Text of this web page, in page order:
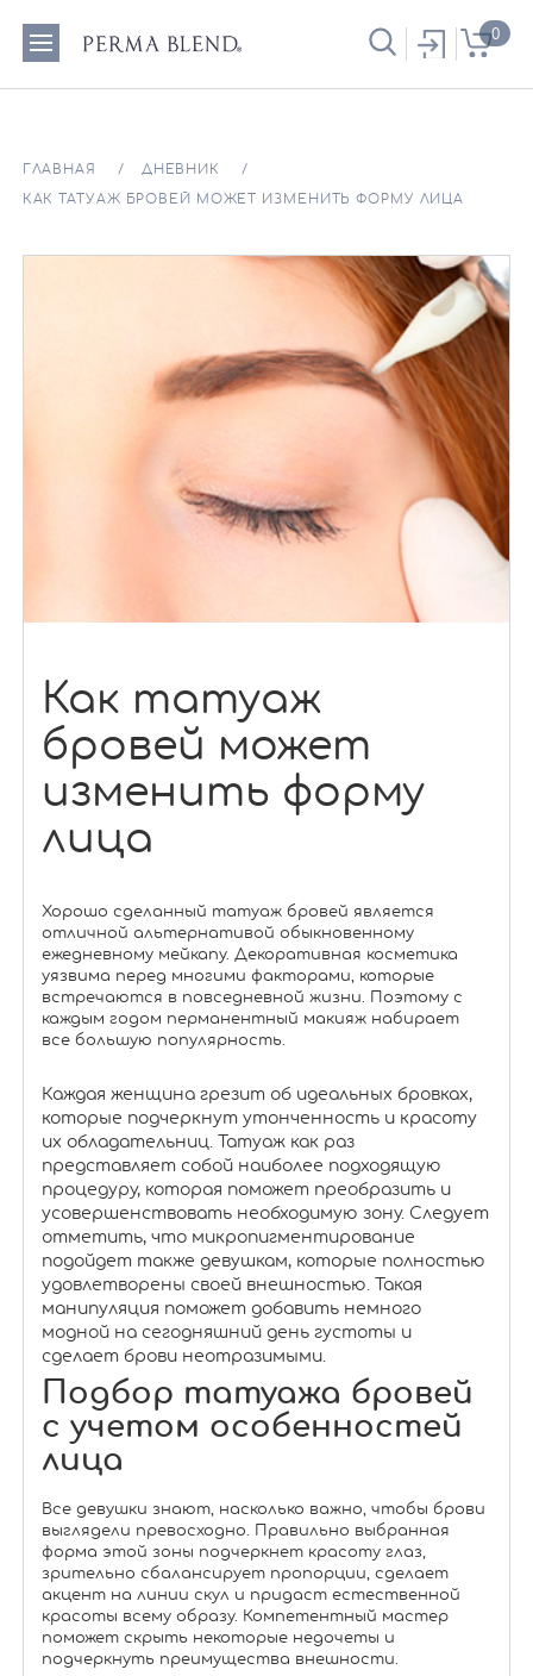
0
ГЛАВНАЯ ДНЕВНИК
КАК ТАТУАЖ БРОВЕЙ МОЖЕТ ИЗМЕНИТЬ ФОРМУ ЛИЦА
Как татуаж
бровей может
изменить форму
лица
Хорошо сделанный татуаж бровей является
отличной альтернативой обыкновенному
ежедневному мейкапу. Декоративная косметика
уязвима перед многими факторами, которые
встречаются в повседневной жизни. Поэтому с
каждым годом перманентный макияж набирает
все большую популярность.
Каждая женщина грезит об идеальных бровках,
которые подчеркнут утонченность и красоту
их обладательниц. Татуаж как раз
представляет собой наиболее подходящую
процедуру, которая поможет преобразить и
усовершенствовать необходимую зону. Следует
отметить, что микропигментирование
подойдет также девушкам, которые полностью
удовлетворены своей внешностью. Такая
манипуляция поможет добавить немного
модной на сегодняшний день густоты и
сделает брови неотразимыми.
Подбор татуажа бровей
с учетом особенностей
лица
Все девушки знают, насколько важно, чтобы брови
выглядели превосходно. Правильно выбранная
форма этой зоны подчеркнет красоту глаз,
зрительно сбалансирует пропорции, сделает
акцент на линии скул и придаст естественной
красоты всему образу. Компетентный мастер
поможет скрыть некоторые недочеты и
подчеркнуть преимущества внешности.